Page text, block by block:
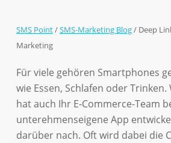
SMS Point/SMS-Marketing Blog/ Deep
Marketing
Für viele gehören Smartphones
wie Essen, Schlafen oder
hat auch Ihr E-Commerce-Team
unterehmenseigene App
darüber nach. Oft wird dabei die